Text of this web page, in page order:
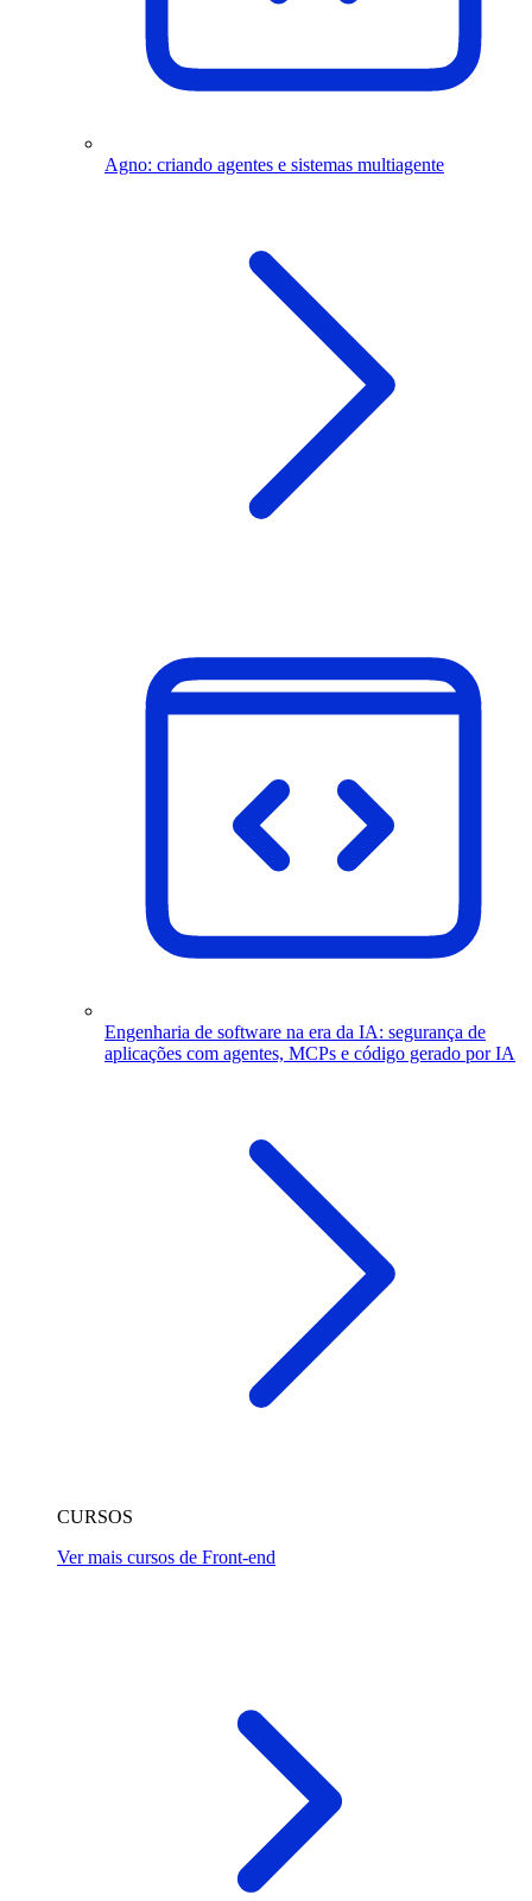
Agno: criando agentes e sistemas multiagente
Engenharia de software na era da IA: segurança de
aplicações com agentes, MCPs e código gerado por IA
CURSOS
Ver mais cursos de Front-end